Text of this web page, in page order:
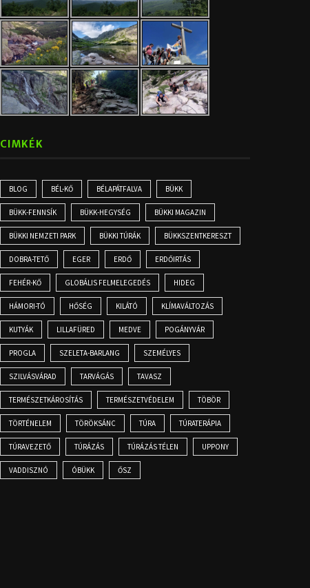
CIMKÉK
BLOG BÉL-KŐ BÉLAPÁTFALVA BÜKK
BÜKK-FENNSÍK BÜKK-HEGYSÉG BÜKKI MAGAZIN
BÜKKI NEMZETI PARK BÜKKI TÚRÁK BÜKKSZENTKERESZT
DOBRA-TETŐ EGER ERDŐ ERDŐIRTÁS
FEHÉR-KŐ GLOBÁLIS FELMELEGEDÉS HIDEG
HÁMORI-TÓ HŐSÉG KILÁTÓ KLÍMAVÁLTOZÁS
KUTYÁK LILLAFÜRED MEDVE POGÁNYVÁR
PROGLA SZELETA-BARLANG SZEMÉLYES
SZILVÁSVÁRAD TARVÁGÁS TAVASZ
TERMÉSZETKÁROSÍTÁS TERMÉSZETVÉDELEM TÖBÖR
TÖRTÉNELEM TÖRÖKSÁNC TÚRA TÚRATERÁPIA
TÚRAVEZETŐ TÚRÁZÁS TÚRÁZÁS TÉLEN UPPONY
VADDISZNÓ ÓBÜKK ŐSZ